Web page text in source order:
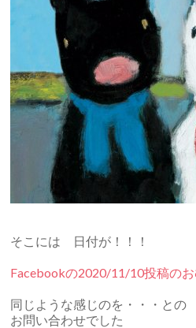
そこには 日付が！！！
Facebookの2020/11/10投稿の
同じような感じのを・・・との
お問い合わせでした